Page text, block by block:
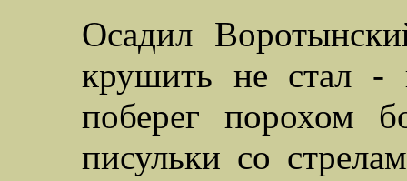
Осадил
крушить не стал -
поберег порохом
писульки со